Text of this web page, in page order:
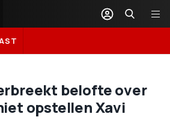
belofte over
opstellen Xavi